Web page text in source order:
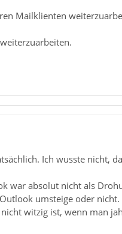
Mailklienten
Ich wusste nicht,
war absolut nicht als
umsteige oder
witzig ist, wenn man